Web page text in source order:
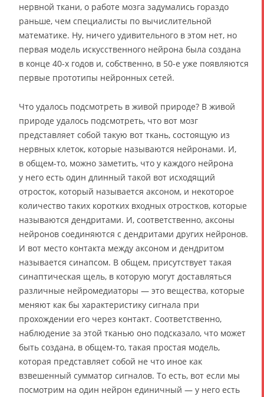
нервной ткани, о работе мозга задумались гораздо
раньше, чем специалисты по вычислительной
математике. Ну, ничего удивительного в этом нет, но
первая модель искусственного нейрона была создана
в конце 40-х годов и, собственно, в 50-е уже появляются
первые прототипы нейронных сетей.
Что удалось подсмотреть в живой природе? В живой
природе удалось подсмотреть, что вот мозг
представляет собой такую вот ткань, состоящую из
нервных клеток, которые называются нейронами. И,
в общем-то, можно заметить, что у каждого нейрона
у него есть один длинный такой вот исходящий
отросток, который называется аксоном, и некоторое
количество таких коротких входных отростков, которые
называются дендритами. И, соответственно, аксоны
нейронов соединяются с дендритами других нейронов.
И вот место контакта между аксоном и дендритом
называется синапсом. В общем, присутствует такая
синаптическая щель, в которую могут доставляться
различные нейромедиаторы — это вещества, которые
меняют как бы характеристику сигнала при
прохождении его через контакт. Соответственно,
наблюдение за этой тканью оно подсказало, что может
быть создана, в общем-то, такая простая модель,
которая представляет собой не что иное как
взвешенный сумматор сигналов. То есть, вот если мы
посмотрим на один нейрон единичный — у него есть